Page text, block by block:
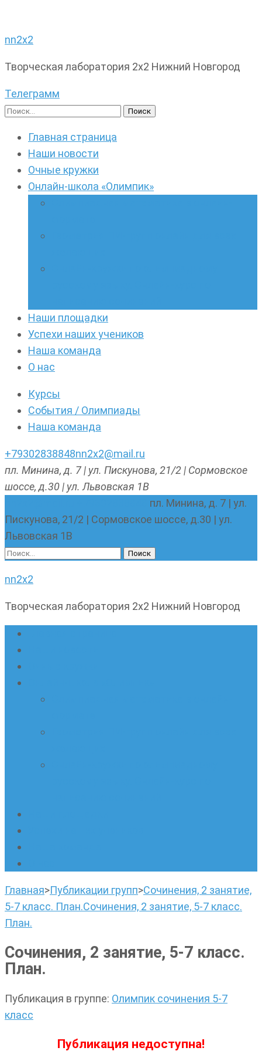
nn2x2
Творческая лаборатория 2х2 Нижний Новгород
Телеграмм
Найти:
Главная страница
Наши новости
Очные кружки
Онлайн-школа «Олимпик»
Наши площадки
Успехи наших учеников
Наша команда
О нас
Курсы
События / Олимпиады
Наша команда
+79302838848nn2x2@mail.ru
пл. Минина, д. 7 | ул. Пискунова, 21/2 | Сормовское
шоссе, д.30 | ул. Львовская 1В
пл. Минина, д. 7 | ул.
Пискунова, 21/2 | Сормовское шоссе, д.30 | ул.
Львовская 1В
Найти:
nn2x2
Творческая лаборатория 2х2 Нижний Новгород
Главная>Публикации групп>Сочинения, 2 занятие,
5-7 класс. План.Сочинения, 2 занятие, 5-7 класс.
План.
Сочинения, 2 занятие, 5-7 класс.
План.
Публикация в группе: Олимпик сочинения 5-7
класс
Публикация недоступна!